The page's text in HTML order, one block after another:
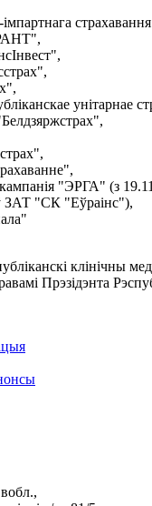
страхавання
унітарнае
"ЭРГА" (з
ЗАТ "СК "Еўраінс"),
клінічны
Прэзідэнта